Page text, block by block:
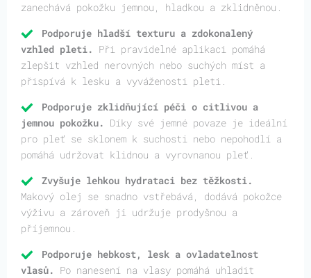
zanechává pokožku jemnou, hladkou a zklidněnou.
Podporuje hladší texturu a zdokonalený
vzhled pleti. Při pravidelné aplikaci pomáhá
zlepšit vzhled nerovných nebo suchých míst a
přispívá k lesku a vyváženosti pleti.
Podporuje zklidňující péči o citlivou a
jemnou pokožku. Díky své jemné povaze je ideální
pro pleť se sklonem k suchosti nebo nepohodlí a
pomáhá udržovat klidnou a vyrovnanou pleť.
Zvyšuje lehkou hydrataci bez těžkosti.
Makový olej se snadno vstřebává, dodává pokožce
výživu a zároveň ji udržuje prodyšnou a
příjemnou.
Podporuje hebkost, lesk a ovladatelnost
vlasů. Po nanesení na vlasy pomáhá uhladit